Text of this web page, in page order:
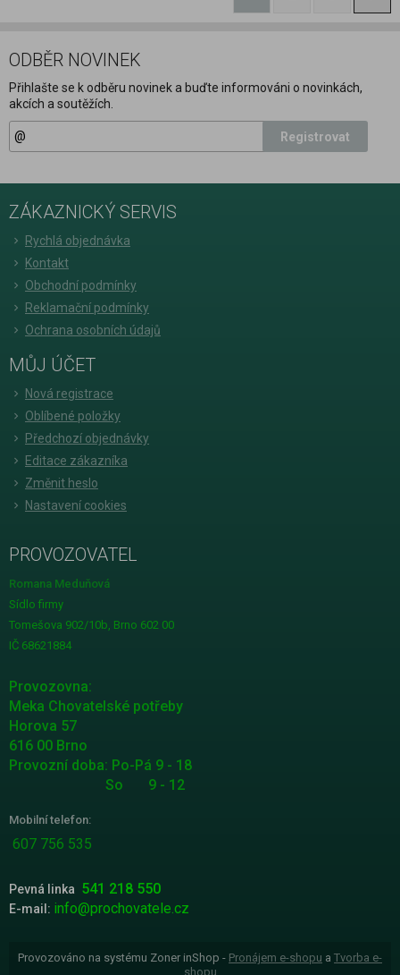
ODBĚR NOVINEK
Přihlašte se k odběru novinek a buďte informováni o novinkách,
akcích a soutěžích.
Registrovat
ZÁKAZNICKÝ SERVIS
Rychlá objednávka
Kontakt
Obchodní podmínky
Reklamační podmínky
Ochrana osobních údajů
MŮJ ÚČET
Nová registrace
Oblíbené položky
Předchozí objednávky
Editace zákazníka
Změnit heslo
Nastavení cookies
PROVOZOVATEL
Romana Meduňová
Sídlo firmy
Tomešova 902/10b, Brno 602 00
IČ 68621884
Provozovna:
Meka Chovatelské potřeby
Horova 57
616 00 Brno
Provozní doba: Po-Pá 9 - 18
So 9 - 12
Mobilní telefon:
607 756 535
Pevná linka 541 218 550
E-mail: info@prochovatele.cz
Provozováno na systému Zoner inShop - Pronájem e-shopu a Tvorba e-
shopu